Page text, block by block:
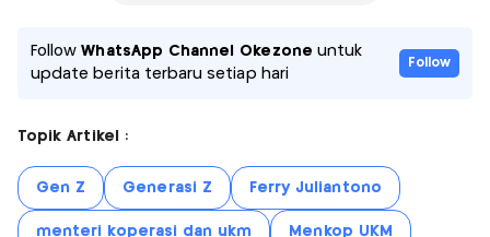
FollowWhatsApp Channel Okezone untuk
update berita terbaru setiap hari
Follow
Topik Artikel :
Gen Z Generasi Z Ferry Juliantono
menteri koperasi dan ukm Menkop UKM